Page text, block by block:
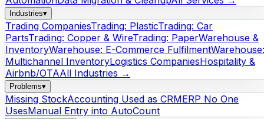
Industries▾
Trading CompaniesTrading: PlasticTrading: Car
PartsTrading: Copper & WireTrading: PaperWarehouse &
InventoryWarehouse: E-Commerce FulfilmentWarehouse:
Multichannel InventoryLogistics CompaniesHospitality &
Airbnb/OTAAll Industries →
Problems▾
Missing StockAccounting Used as CRMERP No One
UsesManual Entry into AutoCount